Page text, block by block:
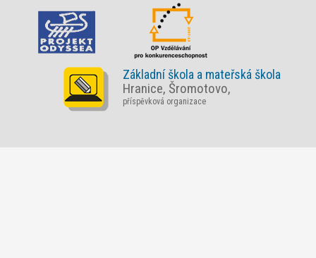
Základní škola a mateřská škola
Hranice, Šromotovo,
příspěvková organizace